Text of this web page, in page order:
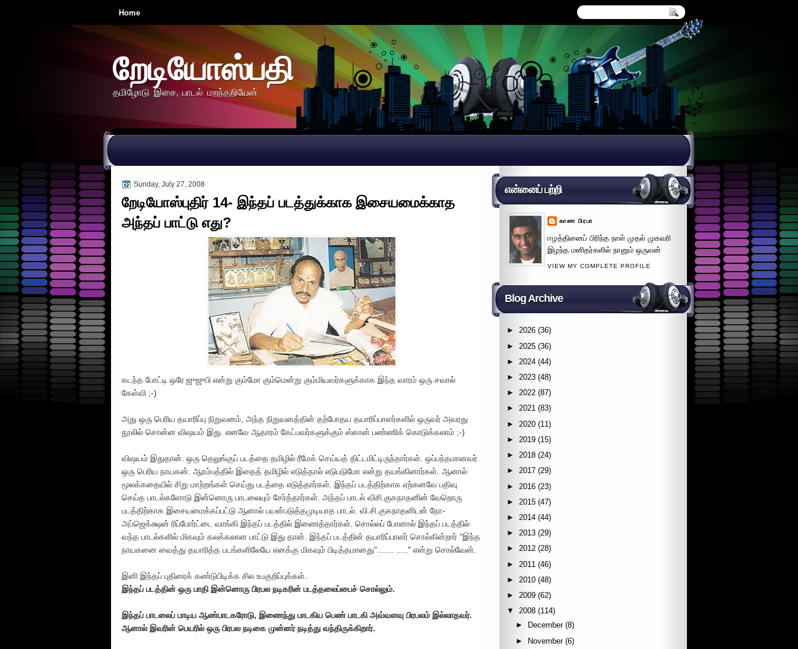
Home
றேடியோஸ்பதி
தமிழோடு இசை, பாடல் மறந்தறியேன்
Sunday, July 27, 2008
றேடியோஸ்புதிர் 14- இந்தப் படத்துக்காக இசையமைக்காத
அந்தப் பாட்டு எது?
கடந்த போட்டி ஒரே ஜுஜுபி என்று கும்மோ கும்மென்று கும்மியவர்களுக்காக இந்த வாரம் ஒரு சவால்
கேள்வி ;-)
அது ஒரு பெரிய தயாரிப்பு நிறுவனம், அந்த நிறுவனத்தின் தற்போதய தயாரிப்பாளர்களில் ஒருவர் அவரது
நூலில் சொன்ன விஷயம் இது. எனவே ஆதாரம் கேட்பவர்களுக்கும் ஸ்கான் பண்ணிக் கொடுக்கலாம் ;-)
விஷயம் இதுதான். ஒரு தெலுங்குப் படத்தை தமிழில் ரீமேக் செய்யத் திட்டமிட்டிருந்தார்கள். ஒப்பந்தமானவர்
ஒரு பெரிய நாயகன். ஆரம்பத்தில் இதைத் தமிழில் எடுத்தால் எடுபடுமோ என்று தயங்கினார்கள். ஆனால்
மூலக்கதையில் சிறு மாற்றங்கள் செய்து படத்தை எடுத்தார்கள். இந்தப் படத்திற்காக ஏற்கனவே பதிவு
செய்த பாடல்களோடு இன்னொரு பாடலையும் சேர்த்தார்கள். அந்தப் பாடல் விசி.குகநாதனின் வேறொரு
படத்திற்காக இசையமைக்கப்பட்டு ஆனால் பயன்படுத்தமுடியாத பாடல். வி.சி.குகநாதனிடன் நோ-
அப்ஜெக்க்ஷன் ரிப்போர்ட்டை வாங்கி இந்தப் படத்தில் இணைத்தார்கள். சொல்லப் போனால் இந்தப் படத்தில்
வந்த பாடல்களில் மிகவும் கலக்கலான பாட்டு இது தான். இந்தப் படத்தின் தயாரிப்பாளர் சொல்கின்றார் "இந்த
நாயகனை வைத்து தயாரித்த படங்களிலேயே எனக்கு மிகவும் பிடித்தமானது"....... ....." என்று சொல்வேன்.
இனி இந்தப் புதிரைக் கண்டுபிடிக்க சில உபகுறிப்புக்கள்.
இந்தப் படத்தின் ஒரு பாதி இன்னொரு பிரபல நடிகரின் படத்தலைப்பைச் சொல்லும்.
இந்தப் பாடலைப் பாடிய ஆண்பாடகரோடு, இணைந்து பாடகிய பெண் பாடகி அவ்வளவு பிரபலம் இல்லாதவர்.
ஆனால் இவரின் பெயரில் ஒரு பிரபல நடிகை முன்னர் நடித்து வந்திருக்கிறார்.
என்னைப் பற்றி
கானா பிரபா
ஈழத்தினைப் பிரிந்த நாள் முதல் முகவரி
இழந்த மனிதர்களில் நானும் ஒருவன்
VIEW MY COMPLETE PROFILE
Blog Archive
► 2026 (36)
► 2025 (36)
► 2024 (44)
► 2023 (48)
► 2022 (87)
► 2021 (83)
► 2020 (11)
► 2019 (15)
► 2018 (24)
► 2017 (29)
► 2016 (23)
► 2015 (47)
► 2014 (44)
► 2013 (29)
► 2012 (28)
► 2011 (46)
► 2010 (48)
► 2009 (62)
▼
2008 (114)
►
December (8)
► November (6)